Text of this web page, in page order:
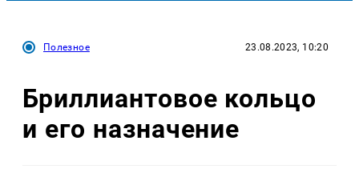
Полезное 23.08.2023, 10:20
Бриллиантовое кольцо
и его назначение